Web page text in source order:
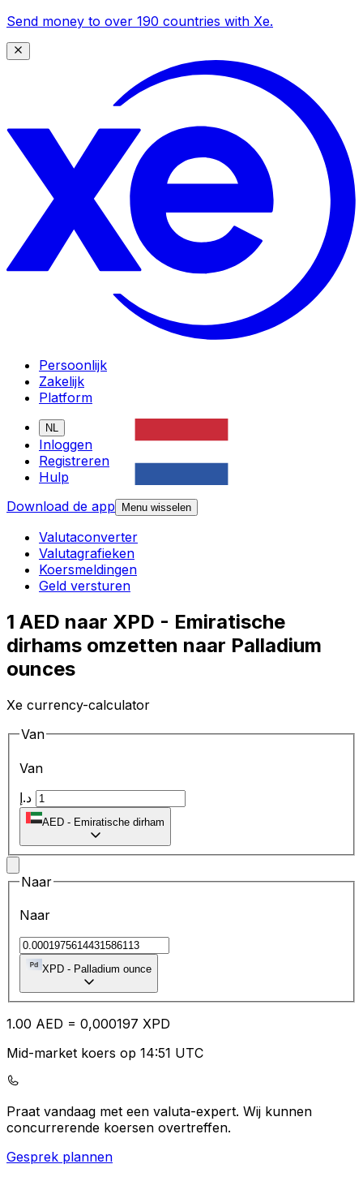
Send money to over 190 countries with Xe.
Persoonlijk
Zakelijk
Platform
NL
Inloggen
Registreren
Hulp
Download de app
Menu wisselen
Valutaconverter
Valutagrafieken
Koersmeldingen
Geld versturen
1 AED naar XPD - Emiratische
dirhams omzetten naar Palladium
ounces
Xe currency-calculator
Van
Van
AED - Emiratische dirham
Naar
Naar
XPD - Palladium ounce
1.00 AED = 0,000197 XPD
Mid-market koers op 14:51 UTC
Praat vandaag met een valuta-expert. Wij kunnen
concurrerende koersen overtreffen.
Gesprek plannen